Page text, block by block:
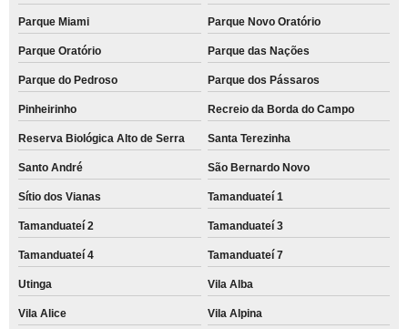
Parque Miami Parque Novo Oratório
Parque Oratório Parque das Nações
Parque do Pedroso Parque dos Pássaros
Pinheirinho Recreio da Borda do Campo
Reserva Biológica Alto de Serra Santa Terezinha
Santo André São Bernardo Novo
Sítio dos Vianas Tamanduateí 1
Tamanduateí 2 Tamanduateí 3
Tamanduateí 4 Tamanduateí 7
Utinga Vila Alba
Vila Alice Vila Alpina